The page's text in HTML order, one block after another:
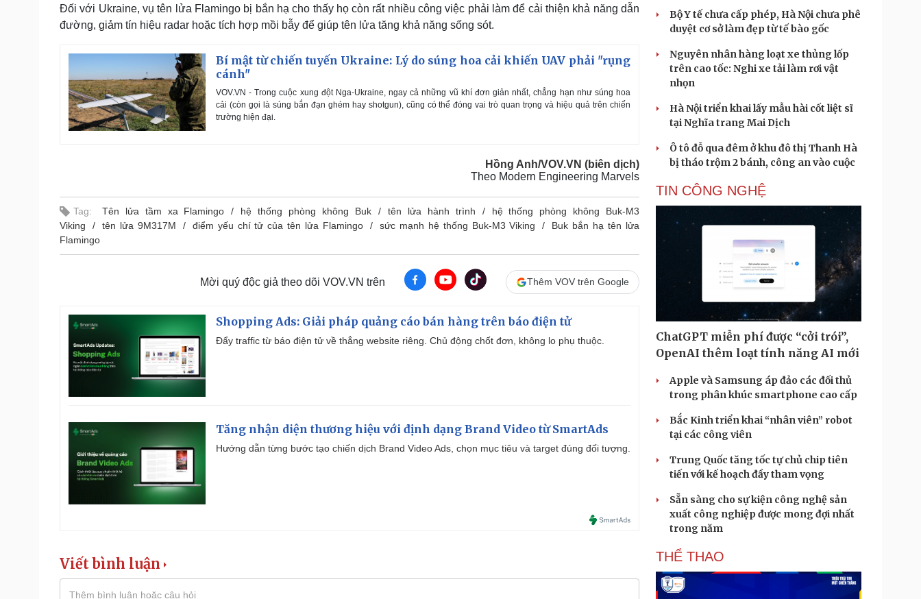
Đối với Ukraine, vụ tên lửa Flamingo bị bắn hạ cho thấy họ còn rất nhiều công việc phải làm để cải thiện khả năng dẫn
đường, giảm tín hiệu radar hoặc tích hợp mồi bẫy để giúp tên lửa tăng khả năng sống sót.
Bí mật từ chiến tuyến Ukraine: Lý do súng hoa cải khiến UAV phải "rụng
cánh"
VOV.VN - Trong cuộc xung đột Nga-Ukraine, ngay cả những vũ khí đơn giản nhất, chẳng hạn như súng hoa
cải (còn gọi là súng bắn đạn ghém hay shotgun), cũng có thể đóng vai trò quan trọng và hiệu quả trên chiến
trường hiện đại.
Hồng Anh/VOV.VN (biên dịch)
Theo Modern Engineering Marvels
Tag: Tên lửa tầm xa Flamingo hệ thống phòng không Buk tên lửa hành trình
hệ thống phòng không Buk‑M3
Viking
tên lửa 9M317M điểm yếu chí tử của tên lửa Flamingo sức mạnh hệ thống Buk‑M3 Viking
Buk bắn hạ tên lửa
Flamingo
Mời quý độc giả theo dõi VOV.VN trên Thêm VOV trên Google
Shopping Ads: Giải pháp quảng cáo bán hàng trên báo điện tử
Đẩy traffic từ báo điện tử về thẳng website riêng. Chủ động chốt đơn, không lo phụ thuộc.
Tăng nhận diện thương hiệu với định dạng Brand Video từ SmartAds
Hướng dẫn từng bước tạo chiến dịch Brand Video Ads, chọn mục tiêu và target đúng đối tượng.
Viết bình luận
Bộ Y tế chưa cấp phép, Hà Nội chưa phê
duyệt cơ sở làm đẹp từ tế bào gốc
Nguyên nhân hàng loạt xe thủng lốp
trên cao tốc: Nghi xe tải làm rơi vật
nhọn
Hà Nội triển khai lấy mẫu hài cốt liệt sĩ
tại Nghĩa trang Mai Dịch
Ô tô đỗ qua đêm ở khu đô thị Thanh Hà
bị tháo trộm 2 bánh, công an vào cuộc
TIN CÔNG NGHỆ
ChatGPT miễn phí được “cởi trói”,
OpenAI thêm loạt tính năng AI mới
Apple và Samsung áp đảo các đối thủ
trong phân khúc smartphone cao cấp
Bắc Kinh triển khai “nhân viên” robot
tại các công viên
Trung Quốc tăng tốc tự chủ chip tiên
tiến với kế hoạch đầy tham vọng
Sẵn sàng cho sự kiện công nghệ sản
xuất công nghiệp được mong đợi nhất
trong năm
THỂ THAO